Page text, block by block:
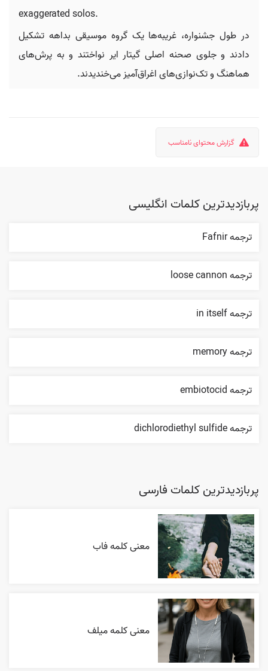
exaggerated solos.
در طول جشنواره، غریبه‌ها یک گروه موسیقی بداهه تشکیل
دادند و جلوی صحنه اصلی گیتار ایر نواختند و به پرش‌های
هماهنگ و تک‌نوازی‌های اغراق‌آمیز می‌خندیدند.
گزارش محتوای نامناسب
پربازدیدترین کلمات انگلیسی
ترجمه Fafnir
ترجمه loose cannon
ترجمه in itself
ترجمه memory
ترجمه embiotocid
ترجمه dichlorodiethyl sulfide
پربازدیدترین کلمات فارسی
معنی کلمه فاب
معنی کلمه میلف